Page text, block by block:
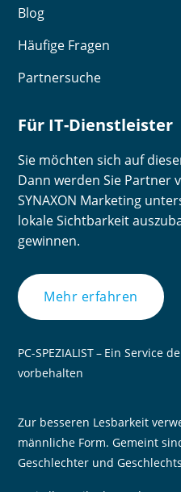
Blog
Häufige Fragen
Partnersuche
Für IT-Dienstleister
Sie möchten sich auf
Dann werden Sie Partner
SYNAXON Marketing
lokale Sichtbarkeit
gewinnen.
Mehr erfahren
PC-SPEZIALIST – Ein Service
vorbehalten
Zur besseren Lesbarkeit
männliche Form. Gemeint
Geschlechter und